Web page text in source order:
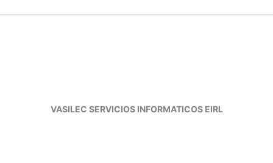
VASILEC SERVICIOS INFORMATICOS EIRL